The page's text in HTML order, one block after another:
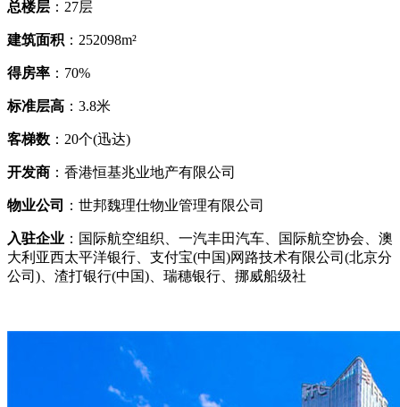
总楼层 ：27层
建筑面积 ：252098m²
得房率 ：70%
标准层高 ：3.8米
客梯数 ：20个(迅达)
开发商 ：香港恒基兆业地产有限公司
物业公司 ：世邦魏理仕物业管理有限公司
入驻企业 ：国际航空组织、一汽丰田汽车、国际航空协会、澳
大利亚西太平洋银行、支付宝(中国)网路技术有限公司(北京分
公司)、渣打银行(中国)、瑞穗银行、挪威船级社